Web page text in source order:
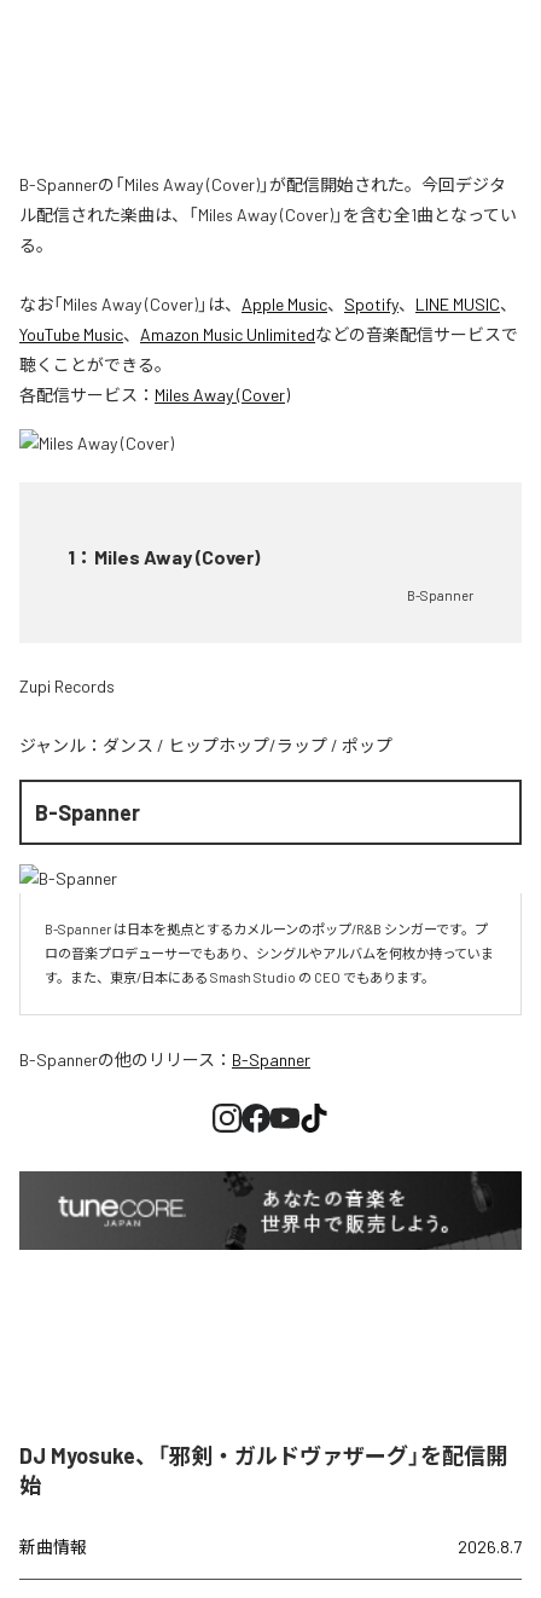
B-Spannerの「Miles Away (Cover)」が配信開始された。今回デジタ
ル配信された楽曲は、「Miles Away (Cover)」を含む全1曲となってい
る。
なお「Miles Away (Cover)」は、 Apple Music、 Spotify、 LINE MUSIC、
YouTube Music、 Amazon Music Unlimitedなどの音楽配信サービスで
聴くことができる。
各配信サービス： Miles Away (Cover)
1 ： Miles Away (Cover)
B-Spanner
Zupi Records
ジャンル： ダンス / ヒップホップ/ラップ / ポップ
B-Spanner
B-Spanner は日本を拠点とするカメルーンのポップ/R&B シンガーです。プ
ロの音楽プロデューサーでもあり、シングルやアルバムを何枚か持っていま
す。また、東京/日本にある Smash Studio の CEO でもあります。
B-Spannerの他のリリース： B-Spanner
DJ Myosuke、「邪剣・ガルドヴァザーグ」を配信開
始
新曲情報 2026.8.7